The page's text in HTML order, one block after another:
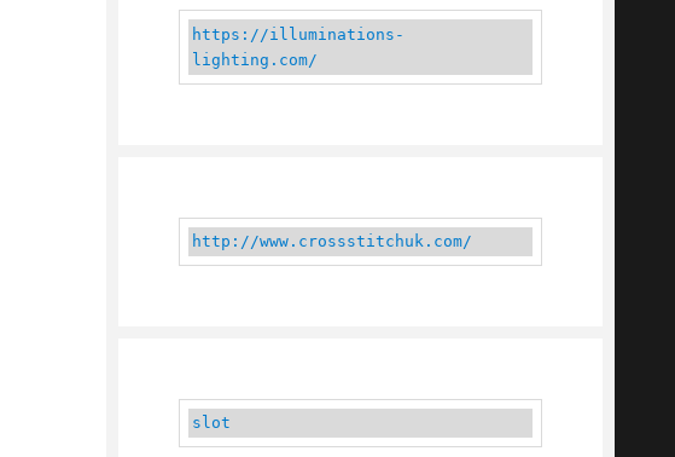
https://illuminations-
lighting.com/
http://www.crossstitchuk.com/
slot